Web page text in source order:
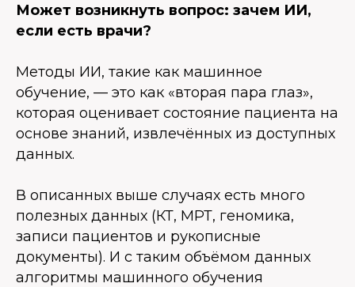
Может возникнуть вопрос: зачем ИИ,
если есть врачи?
Методы ИИ, такие как машинное
обучение, — это как «вторая пара глаз»,
которая оценивает состояние пациента на
основе знаний, извлечённых из доступных
данных.
В описанных выше случаях есть много
полезных данных (КТ, МРТ, геномика,
записи пациентов и рукописные
документы). И с таким объёмом данных
алгоритмы машинного обучения